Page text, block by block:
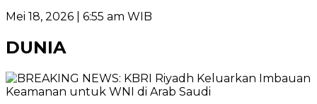
Mei 18, 2026 | 6:55 am WIB
DUNIA